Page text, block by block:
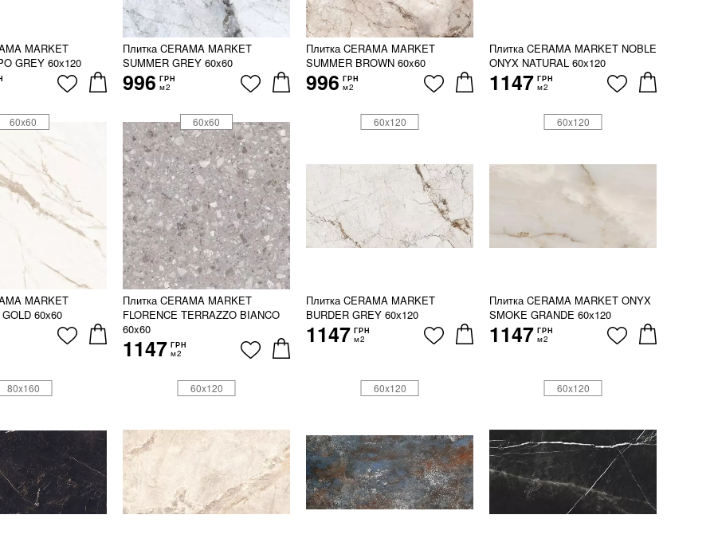
MARKET
GREY 60х120
Плитка CERAMA MARKET
SUMMER GREY 60x60
996 ГРН
м2
Плитка CERAMA MARKET
SUMMER BROWN 60x60
996 ГРН
м2
Плитка CERAMA MARKET NOBLE
ONYX NATURAL 60х120
1147 ГРН
м2
MARKET
60х60
60x60
Плитка CERAMA MARKET
FLORENCE TERRAZZO BIANCO
60x60
1147 ГРН
м2
60x60
Плитка CERAMA MARKET
BURDER GREY 60х120
1147 ГРН
м2
60x120
Плитка CERAMA MARKET ONYX
SMOKE GRANDE 60х120
1147 ГРН
м2
60x120
80x160 60x120 60x120 60x120